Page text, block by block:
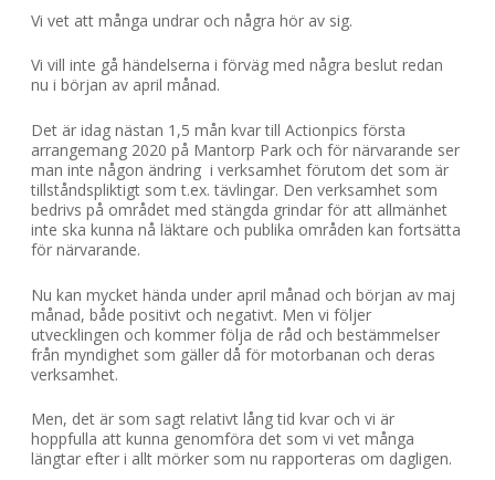
Vi vet att många undrar och några hör av sig.
Vi vill inte gå händelserna i förväg med några beslut redan
nu i början av april månad.
Det är idag nästan 1,5 mån kvar till Actionpics första
arrangemang 2020 på Mantorp Park och för närvarande ser
man inte någon ändring i verksamhet förutom det som är
tillståndspliktigt som t.ex. tävlingar. Den verksamhet som
bedrivs på området med stängda grindar för att allmänhet
inte ska kunna nå läktare och publika områden kan fortsätta
för närvarande.
Nu kan mycket hända under april månad och början av maj
månad, både positivt och negativt. Men vi följer
utvecklingen och kommer följa de råd och bestämmelser
från myndighet som gäller då för motorbanan och deras
verksamhet.
Men, det är som sagt relativt lång tid kvar och vi är
hoppfulla att kunna genomföra det som vi vet många
längtar efter i allt mörker som nu rapporteras om dagligen.